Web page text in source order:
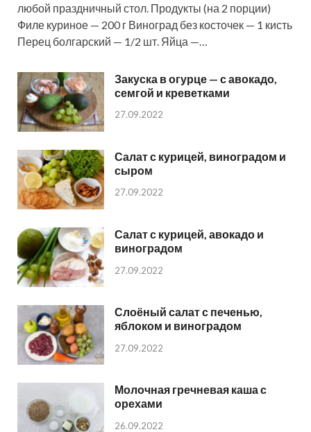
любой праздничный стол. Продукты (на 2 порции)
Филе куриное — 200 г Виноград без косточек — 1 кисть
Перец болгарский — 1/2 шт. Яйца —…
Закуска в огурце — с авокадо,
семгой и креветками
27.09.2022
Салат с курицей, виноградом и
сыром
27.09.2022
Салат с курицей, авокадо и
виноградом
27.09.2022
Слоёный салат с печенью,
яблоком и виноградом
27.09.2022
Молочная гречневая каша с
орехами
26.09.2022